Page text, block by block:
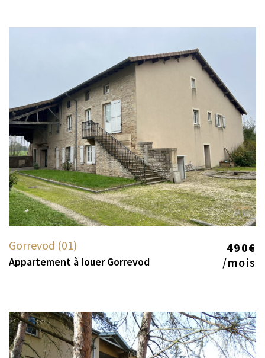
Gorrevod (01) 490€
Appartement à louer Gorrevod /mois